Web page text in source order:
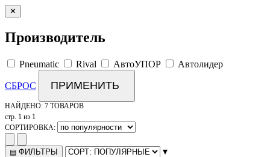
✕
Производитель
Pneumatic Rival АвтоУПОР Автолидер
СБРОС ПРИМЕНИТЬ
НАЙДЕНО: 7 ТОВАРОВ
стр. 1 из 1
СОРТИРОВКА:
▤ ФИЛЬТРЫ ▾